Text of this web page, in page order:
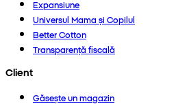
Expansiune
Universul Mama și Copilul
Better Cotton
Transparență fiscală
Client
Găsește un magazin